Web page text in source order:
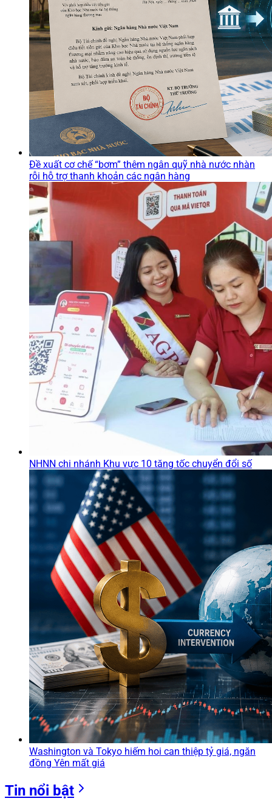
Đề xuất cơ chế “bơm” thêm ngân quỹ nhà nước nhàn
rỗi hỗ trợ thanh khoản các ngân hàng
NHNN chi nhánh Khu vực 10 tăng tốc chuyển đổi số
Washington và Tokyo hiếm hoi can thiệp tỷ giá, ngăn
đồng Yên mất giá
Tin nổi bật